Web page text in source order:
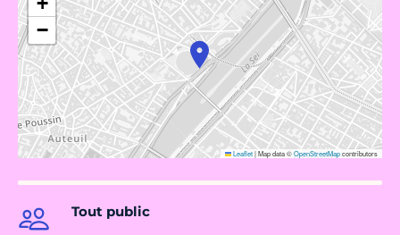
−
Leaflet|Map data ©OpenStreetMapcontributors
Tout public